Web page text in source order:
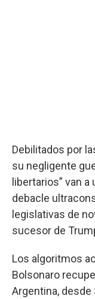
Debilitados por
su negligente
libertarios” van
debacle
legislativas de
sucesor de
Los algoritmos
Bolsonaro
Argentina, desde